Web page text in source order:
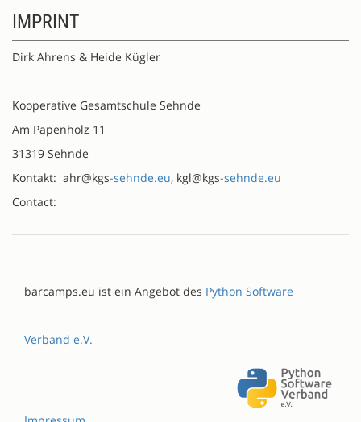
IMPRINT
Dirk Ahrens & Heide Kügler
Kooperative Gesamtschule Sehnde
Am Papenholz 11
31319 Sehnde
Kontakt: ahr@kgs-sehnde.eu, kgl@kgs-sehnde.eu
Contact:
barcamps.eu ist ein Angebot des Python Software
Verband e.V.